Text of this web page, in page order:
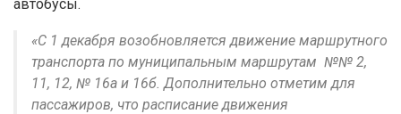
автобусы.
«С 1 декабря возобновляется движение маршрутного
транспорта по муниципальным маршрутам №№ 2,
11, 12, № 16а и 16б. Дополнительно отметим для
пассажиров, что расписание движения